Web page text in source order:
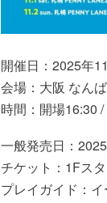
開催日：2025年
会場：大阪 なん
時間：開場16:30
一般発売日：
チケット：1Fス
プレイガイド：